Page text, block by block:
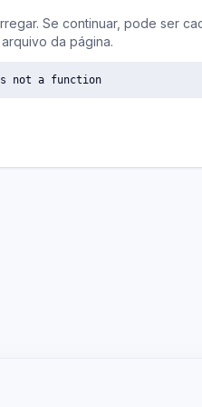
Se continuar, pode ser
da página.
not a function